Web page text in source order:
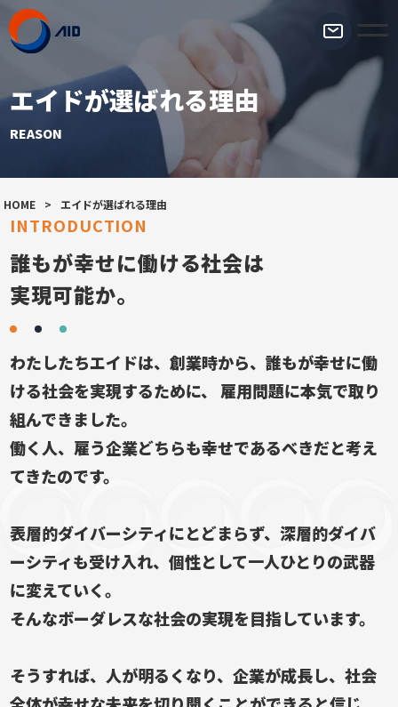
エイドが選ばれる理由
REASON
HOME > エイドが選ばれる理由
INTRODUCTION
誰もが幸せに働ける社会は
実現可能か。
わたしたちエイドは、創業時から、誰もが幸せに働
ける社会を実現するために、
雇用問題に本気で取り
組んできました。
働く人、雇う企業どちらも幸せであるべきだと考え
てきたのです。
表層的ダイバーシティにとどまらず、深層的ダイバ
ーシティも受け入れ、個性として一人ひとりの武器
に変えていく。
そんなボーダレスな社会の実現を目指しています。
そうすれば、人が明るくなり、企業が成長し、社会